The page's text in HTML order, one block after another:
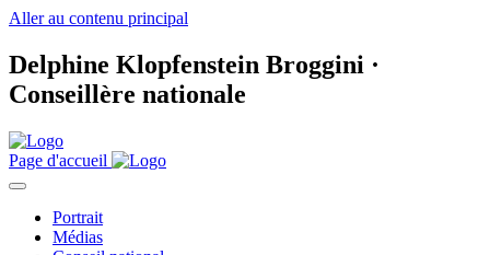
Aller au contenu principal
Delphine Klopfenstein Broggini ·
Conseillère nationale
Page d'accueil
Portrait
Médias